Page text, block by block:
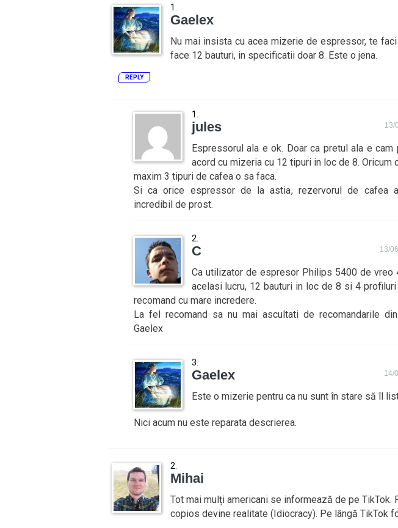
Gaelex
Nu mai insista cu acea mizerie de espressor, te
face 12 bauturi, in specificatii doar 8. Este o jena.
REPLY
jules 13/
Espressorul ala e ok. Doar ca pretul ala e cam
acord cu mizeria cu 12 tipuri in loc de 8. Oricum
maxim 3 tipuri de cafea o sa faca.
Si ca orice espressor de la astia, rezervorul de cafea
incredibil de prost.
C 13/
Ca utilizator de espresor Philips 5400 de vreo
acelasi lucru, 12 bauturi in loc de 8 si 4
recomand cu mare incredere.
La fel recomand sa nu mai ascultati de recomandarile
Gaelex
Gaelex 14/
Este o mizerie pentru ca nu sunt în stare să îl
Nici acum nu este reparata descrierea.
Mihai
Tot mai mulți americani se informează de pe TikTok.
copios devine realitate (Idiocracy). Pe lângă TikTok